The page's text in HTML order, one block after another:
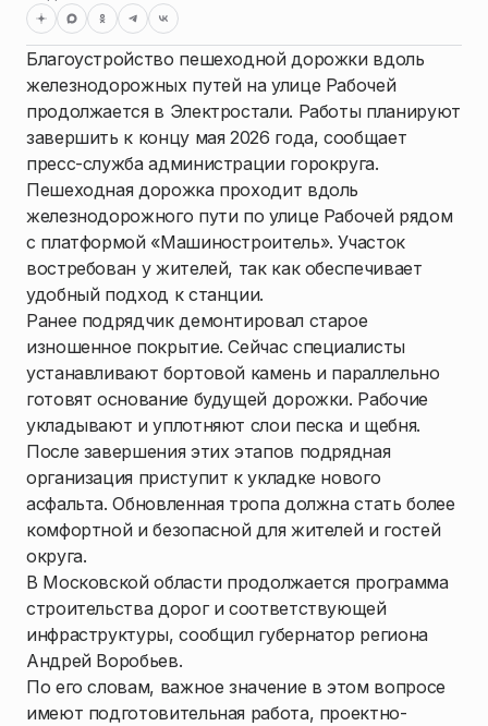
Благоустройство пешеходной дорожки вдоль
железнодорожных путей на улице Рабочей
продолжается в Электростали. Работы планируют
завершить к концу мая 2026 года, сообщает
пресс-служба администрации горокруга.
Пешеходная дорожка проходит вдоль
железнодорожного пути по улице Рабочей рядом
с платформой «Машиностроитель». Участок
востребован у жителей, так как обеспечивает
удобный подход к станции.
Ранее подрядчик демонтировал старое
изношенное покрытие. Сейчас специалисты
устанавливают бортовой камень и параллельно
готовят основание будущей дорожки. Рабочие
укладывают и уплотняют слои песка и щебня.
После завершения этих этапов подрядная
организация приступит к укладке нового
асфальта. Обновленная тропа должна стать более
комфортной и безопасной для жителей и гостей
округа.
В Московской области продолжается программа
строительства дорог и соответствующей
инфраструктуры, сообщил губернатор региона
Андрей Воробьев.
По его словам, важное значение в этом вопросе
имеют подготовительная работа, проектно-